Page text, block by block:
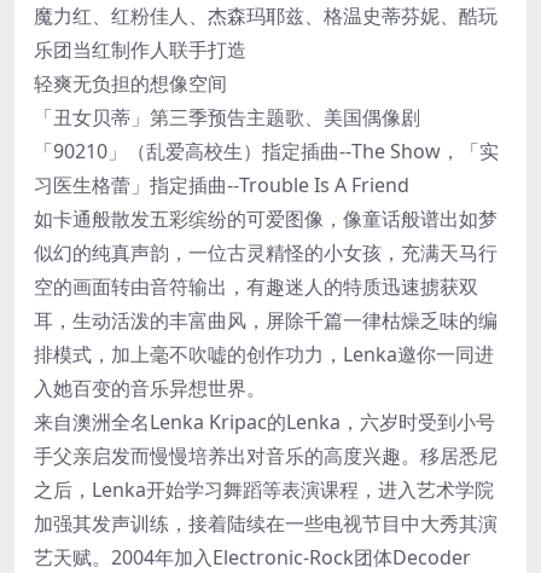
魔力红、红粉佳人、杰森玛耶兹、格温史蒂芬妮、酷玩
乐团当红制作人联手打造
轻爽无负担的想像空间
「丑女贝蒂」第三季预告主题歌、美国偶像剧
「90210」（乱爱高校生）指定插曲--The Show，「实
习医生格蕾」指定插曲--Trouble Is A Friend
如卡通般散发五彩缤纷的可爱图像，像童话般谱出如梦
似幻的纯真声韵，一位古灵精怪的小女孩，充满天马行
空的画面转由音符输出，有趣迷人的特质迅速掳获双
耳，生动活泼的丰富曲风，屏除千篇一律枯燥乏味的编
排模式，加上毫不吹嘘的创作功力，Lenka邀你一同进
入她百变的音乐异想世界。
来自澳洲全名Lenka Kripac的Lenka，六岁时受到小号
手父亲启发而慢慢培养出对音乐的高度兴趣。移居悉尼
之后，Lenka开始学习舞蹈等表演课程，进入艺术学院
加强其发声训练，接着陆续在一些电视节目中大秀其演
艺天赋。2004年加入Electronic-Rock团体Decoder